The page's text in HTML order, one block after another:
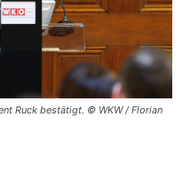
Ruck bestätigt. © WKW / Florian